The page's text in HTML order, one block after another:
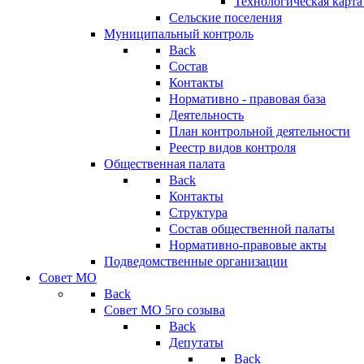
Сельские поселения
Муниципальный контроль
Back
Состав
Контакты
Нормативно - правовая база
Деятельность
План контрольной деятельности
Реестр видов контроля
Общественная палата
Back
Контакты
Структура
Состав общественной палаты
Нормативно-правовые акты
Подведомственные организации
Совет МО
Back
Совет МО 5го созыва
Back
Депутаты
Back